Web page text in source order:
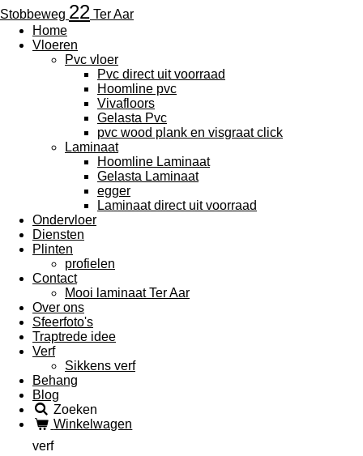
Stobbeweg 22 Ter Aar
Home
Vloeren
Pvc vloer
Pvc direct uit voorraad
Hoomline pvc
Vivafloors
Gelasta Pvc
pvc wood plank en visgraat click
Laminaat
Hoomline Laminaat
Gelasta Laminaat
egger
Laminaat direct uit voorraad
Ondervloer
Diensten
Plinten
profielen
Contact
Mooi laminaat Ter Aar
Over ons
Sfeerfoto's
Traptrede idee
Verf
Sikkens verf
Behang
Blog
Zoeken
Winkelwagen
verf